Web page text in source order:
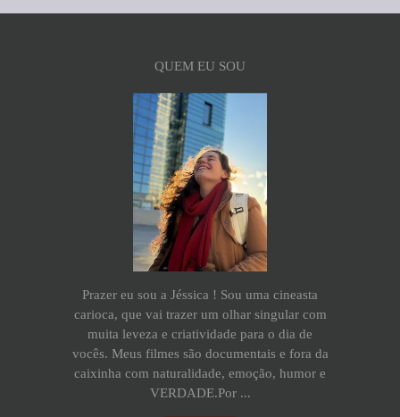
QUEM EU SOU
Prazer eu sou a Jéssica ! Sou uma cineasta
carioca, que vai trazer um olhar singular com
muita leveza e criatividade para o dia de
vocês. Meus filmes são documentais e fora da
caixinha com naturalidade, emoção, humor e
VERDADE.Por ...